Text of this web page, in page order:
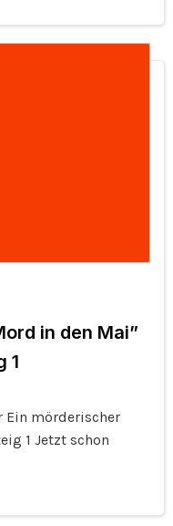
in den Mai”
1
Ein mörderischer
1 Jetzt schon